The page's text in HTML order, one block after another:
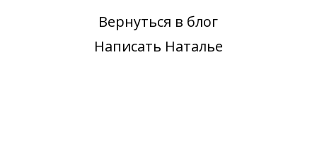
Вернуться в блог
Написать Наталье